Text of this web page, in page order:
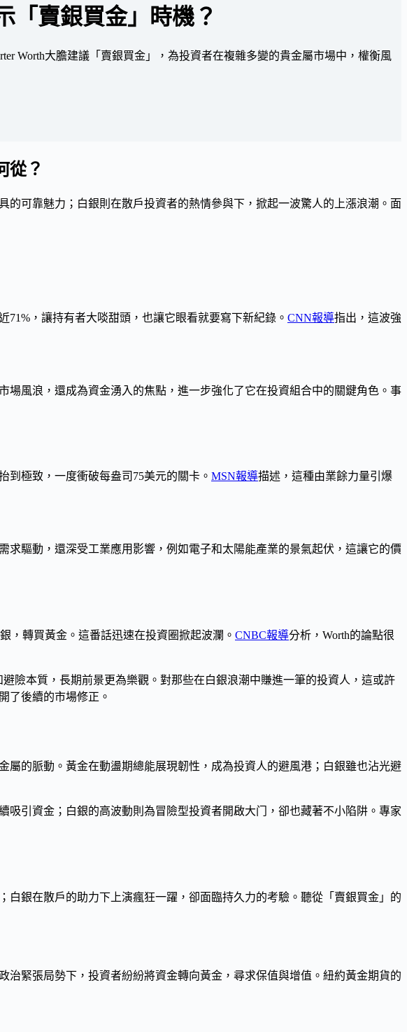
「賣銀買金」時機？
Worth大膽建議「賣銀買金」，為投資者在複雜多變的貴金屬市場中，權衡風
從？
可靠魅力；白銀則在散戶投資者的熱情參與下，掀起一波驚人的上漲浪潮。面
，讓持有者大啖甜頭，也讓它眼看就要寫下新紀錄。 CNN報導指出，這波強
風浪，還成為資金湧入的焦點，進一步強化了它在投資組合中的關鍵角色。事
到極致，一度衝破每盎司75美元的關卡。 MSN報導描述，這種由業餘力量引爆
驅動，還深受工業應用影響，例如電子和太陽能產業的景氣起伏，這讓它的價
，轉買黃金。這番話迅速在投資圈掀起波瀾。 CNBC報導分析，Worth的論點很
險本質，長期前景更為樂觀。對那些在白銀浪潮中賺進一筆的投資人，這或許
了後續的市場修正。
的脈動。黃金在動盪期總能展現韌性，成為投資人的避風港；白銀雖也沾光避
引資金；白銀的高波動則為冒險型投資者開啟大门，卻也藏著不小陷阱。專家
白銀在散戶的助力下上演瘋狂一躍，卻面臨持久力的考驗。聽從「賣銀買金」的
緊張局勢下，投資者紛紛將資金轉向黃金，尋求保值與增值。紐約黃金期貨的